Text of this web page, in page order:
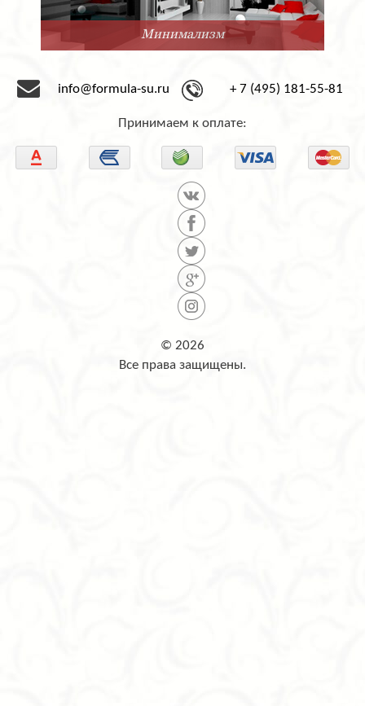
Минимализм
info@formula-su.ru + 7 (495) 181-55-81
Принимаем к оплате:
© 2026
Все права защищены.